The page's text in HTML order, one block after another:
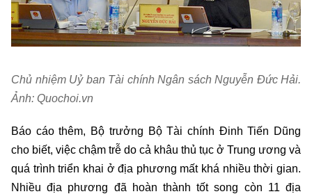
Chủ nhiệm Uỷ ban Tài chính Ngân sách Nguyễn Đức Hải.
Ảnh: Quochoi.vn
Báo cáo thêm, Bộ trưởng Bộ Tài chính Đinh Tiến Dũng
cho biết, việc chậm trễ do cả khâu thủ tục ở Trung ương và
quá trình triển khai ở địa phương mất khá nhiều thời gian.
Nhiều địa phương đã hoàn thành tốt song còn 11 địa